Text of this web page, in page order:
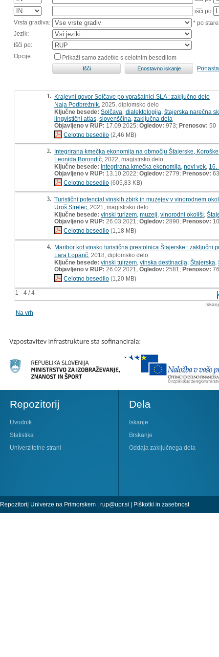
išči po
Vrsta gradiva:
* po
Jezik:
Išči po:
Opcije:
Prikaži samo zadetke s celotnim besedilom
1 - 4 / 4
1. Krajevni govor Solčave po vprašalnici SLA : zaključno delo
Naja Podbrežnik , 2025, diplomsko delo
Ključne besede: Solčava dialektologija štajerska narečna
lingvistični atlas slovenščina zaključna dela
Objavljeno v RUP: 17.09.2025; Ogledov: 973; Prenosov: 50
Celotno besedilo (2,46 MB)
2. Integrirana kmečka ekonomija na območju Štajerske,
Leonida Borondič , 2022, magistrsko delo
Ključne besede: integrirana kmečka ekonomija novi vek
Objavljeno v RUP: 13.10.2022; Ogledov: 2779; Prenosov: 63
Celotno besedilo (605,83 KB)
3. Turistični potencial vinskih zbirk in muzejev v vinorodnem
Uroš Strelec , 2021, magistrsko delo
Ključne besede: vinski turizem muzeji vinorodni okoliši
Objavljeno v RUP: 26.03.2021; Ogledov: 2890; Prenosov:
Celotno besedilo (1,18 MB)
4. Maribor kot vinsko turistična prestolnica Štajerske : zaključni
Lara Loparič , 2018, diplomsko delo
Ključne besede: vinski tuirzem vinska destinacija Štajerska
Objavljeno v RUP: 26.02.2021; Ogledov: 2581; Prenosov: 76
Celotno besedilo (1,20 MB)
Na vrh
Repozitorij
Uvodnik
Statistika
Univerzitetne strani
Dela
Iskanje
Brskanje
Oddaja zaključnega dela
Repozitorij Univerze na Primorskem | rup@upr.si | Piškotki in zasebnost